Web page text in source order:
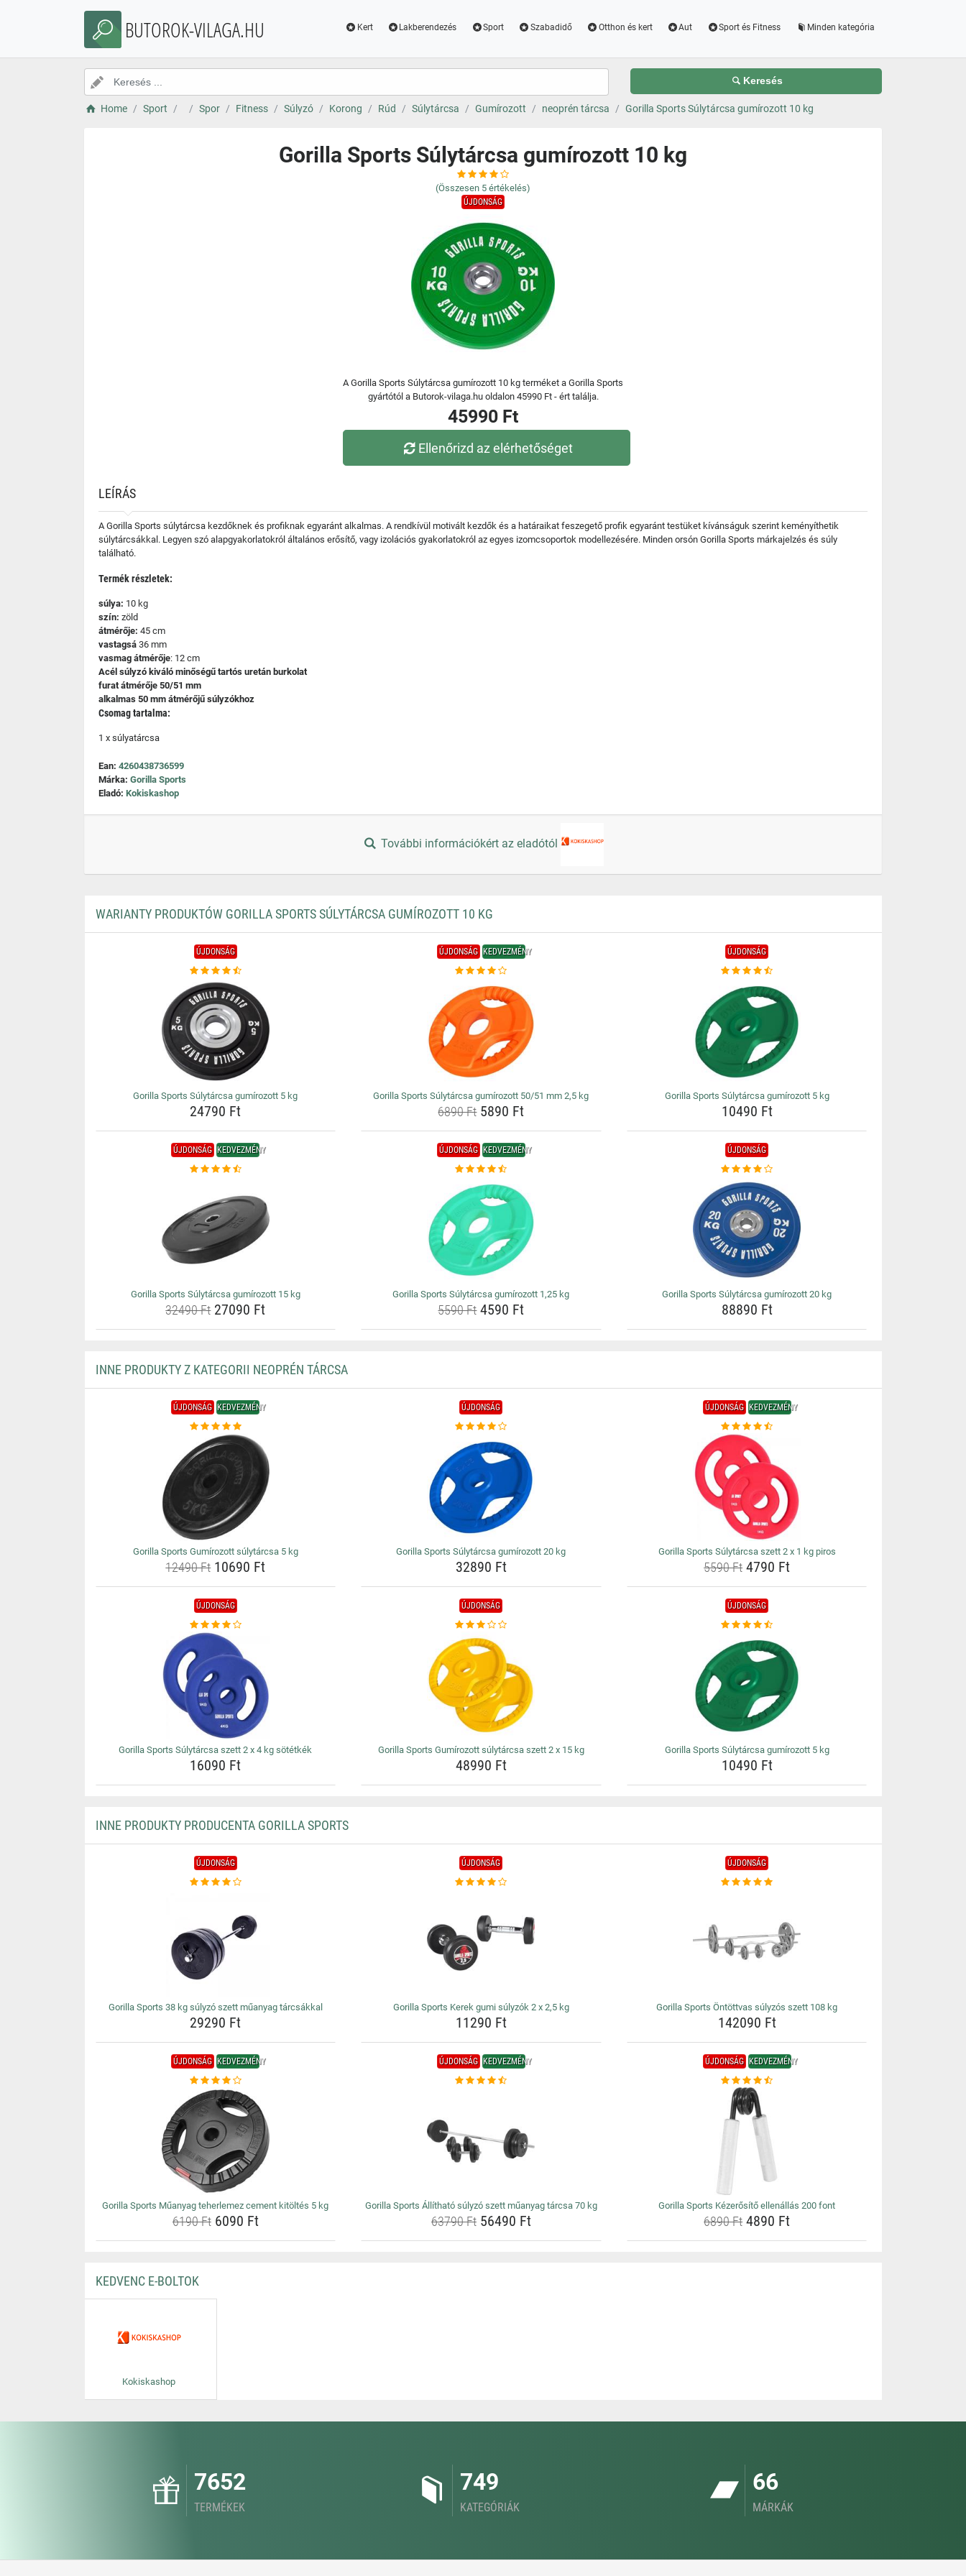
BUTOROK-VILAGA.HU Kert Lakberendezés Sport Szabadidő Otthon és kert Aut Sport és Fitness Minden kategória
Keresés
Home Sport Spor Fitness Súlyzó Korong Rúd Súlytárcsa Gumírozott neoprén tárcsa Gorilla Sports Súlytárcsa gumírozott 10 kg
Gorilla Sports Súlytárcsa gumírozott 10 kg
(Összesen 5 értékelés)
ÚJDONSÁG
A Gorilla Sports Súlytárcsa gumírozott 10 kg terméket a Gorilla Sports
gyártótól a Butorok-vilaga.hu oldalon 45990 Ft - ért találja.
45990 Ft
Ellenőrizd az elérhetőséget
LEÍRÁS
A Gorilla Sports súlytárcsa kezdőknek és profiknak egyaránt alkalmas. A rendkívül motivált kezdők és a határaikat feszegető profik egyaránt testüket kívánságuk szerint keményíthetik
súlytárcsákkal. Legyen szó alapgyakorlatokról általános erősítő, vagy izolációs gyakorlatokról az egyes izomcsoportok modellezésére. Minden orsón Gorilla Sports márkajelzés és súly
található.
Termék részletek:
súlya: 10 kg
szín: zöld
átmérője: 45 cm
vastagsá 36 mm
vasmag átmérője: 12 cm
Acél súlyzó kiváló minőségű tartós uretán burkolat
furat átmérője 50/51 mm
alkalmas 50 mm átmérőjű súlyzókhoz
Csomag tartalma:
1 x súlyatárcsa
Ean: 4260438736599
Márka: Gorilla Sports
Eladó: Kokiskashop
További információkért az eladótól
WARIANTY PRODUKTÓW GORILLA SPORTS SÚLYTÁRCSA GUMÍROZOTT 10 KG
ÚJDONSÁG
Gorilla Sports Súlytárcsa gumírozott 5 kg
24790 Ft
ÚJDONSÁG KEDVEZMÉNY
Gorilla Sports Súlytárcsa gumírozott 50/51 mm 2,5 kg
6890 Ft5890 Ft
ÚJDONSÁG
Gorilla Sports Súlytárcsa gumírozott 5 kg
10490 Ft
ÚJDONSÁG KEDVEZMÉNY
Gorilla Sports Súlytárcsa gumírozott 15 kg
32490 Ft27090 Ft
ÚJDONSÁG KEDVEZMÉNY
Gorilla Sports Súlytárcsa gumírozott 1,25 kg
5590 Ft4590 Ft
ÚJDONSÁG
Gorilla Sports Súlytárcsa gumírozott 20 kg
88890 Ft
INNE PRODUKTY Z KATEGORII NEOPRÉN TÁRCSA
ÚJDONSÁG KEDVEZMÉNY
Gorilla Sports Gumírozott súlytárcsa 5 kg
12490 Ft10690 Ft
ÚJDONSÁG
Gorilla Sports Súlytárcsa gumírozott 20 kg
32890 Ft
ÚJDONSÁG KEDVEZMÉNY
Gorilla Sports Súlytárcsa szett 2 x 1 kg piros
5590 Ft 4790 Ft
ÚJDONSÁG
Gorilla Sports Súlytárcsa szett 2 x 4 kg sötétkék
16090 Ft
ÚJDONSÁG
Gorilla Sports Gumírozott súlytárcsa szett 2 x 15 kg
48990 Ft
ÚJDONSÁG
Gorilla Sports Súlytárcsa gumírozott 5 kg
10490 Ft
INNE PRODUKTY PRODUCENTA GORILLA SPORTS
ÚJDONSÁG
Gorilla Sports 38 kg súlyzó szett műanyag tárcsákkal
29290 Ft
ÚJDONSÁG
Gorilla Sports Kerek gumi súlyzók 2 x 2,5 kg
11290 Ft
ÚJDONSÁG
Gorilla Sports Öntöttvas súlyzós szett 108 kg
142090 Ft
ÚJDONSÁG KEDVEZMÉNY
Gorilla Sports Műanyag teherlemez cement kitöltés 5 kg
6190 Ft6090 Ft
ÚJDONSÁG KEDVEZMÉNY
Gorilla Sports Állítható súlyzó szett műanyag tárcsa 70 kg
63790 Ft56490 Ft
ÚJDONSÁG KEDVEZMÉNY
Gorilla Sports Kézerősítő ellenállás 200 font
6890 Ft 4890 Ft
KEDVENC E-BOLTOK
Kokiskashop
7652
TERMÉKEK
749
KATEGÓRIÁK
66
MÁRKÁK